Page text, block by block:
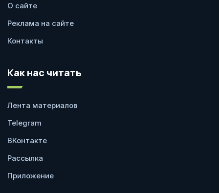
О сайте
Реклама на сайте
Контакты
Как нас читать
Лента материалов
Telegram
ВКонтакте
Рассылка
Приложение